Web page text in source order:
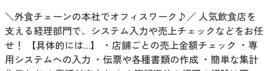
＼外食チェーンの本社でオフィスワーク♪／ 人気飲食店を
支える経理部門で、システム入力や売上チェックなどをお任
せ！ 【具体的には…】 ・店舗ごとの売上金額チェック ・専
用システムへの入力 ・伝票や各種書類の作成 ・簡単な集計